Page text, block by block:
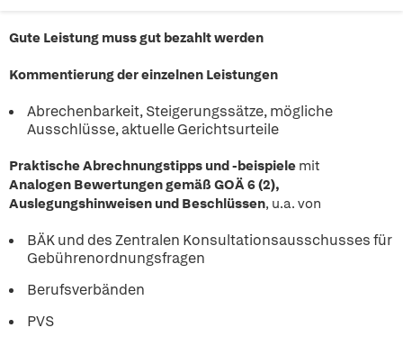
Gute Leistung muss gut bezahlt werden
Kommentierung der einzelnen Leistungen
Abrechenbarkeit, Steigerungssätze, mögliche
Ausschlüsse, aktuelle Gerichtsurteile
Praktische Abrechnungstipps und -beispiele mit
Analogen Bewertungen gemäß GOÄ 6 (2),
Auslegungshinweisen und Beschlüssen, u.a. von
BÄK und des Zentralen Konsultationsausschusses für
Gebührenordnungsfragen
Berufsverbänden
PVS